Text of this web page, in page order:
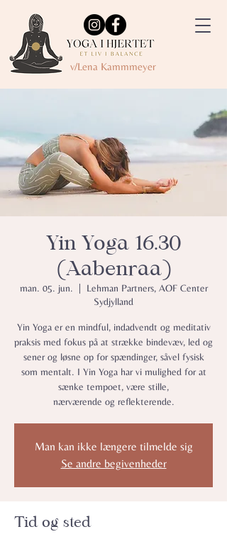
v/Lena Kammmeyer
Yin Yoga 16.30
(Aabenraa)
man. 05. jun.
Lehman Partners, AOF Center
Sydjylland
Yin Yoga er en mindful, indadvendt og meditativ
praksis med fokus på at strække bindevæv, led og
sener og løsne op for spændinger, såvel fysisk
som mentalt. I Yin Yoga har vi mulighed for at
sænke tempoet, være stille,
nærværende og reflekterende.
Man kan ikke længere tilmelde sig
Se andre begivenheder
Tid og sted